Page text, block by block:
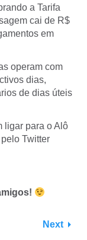
a Tarifa
cai de R$
em
operam com
dias,
de dias úteis
ligar para o Alô
Twitter
Next